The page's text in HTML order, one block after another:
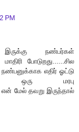
PM
இருக்கு நண்பர்கள்
போடுறது......சில
நண்பனுக்காக எதிர் ஓட்டு
ஒரு மரபு
மேல் தவறு இருந்தால்